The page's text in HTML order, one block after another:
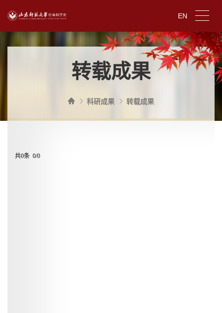
EN
转载成果
科研成果 转载成果
共0条 0/0